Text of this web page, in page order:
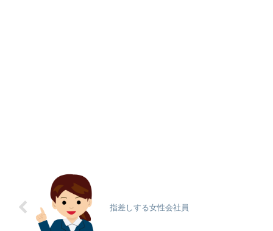
指差しする女性会社員